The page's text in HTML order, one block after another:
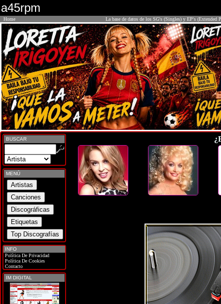
a45rpm
Home La base de datos de los SG's (Singles) y EP's (Extended
BUSCAR
MENÚ
INFO
Política De Privacidad
Política De Cookies
Contacto
IM DIGITAL